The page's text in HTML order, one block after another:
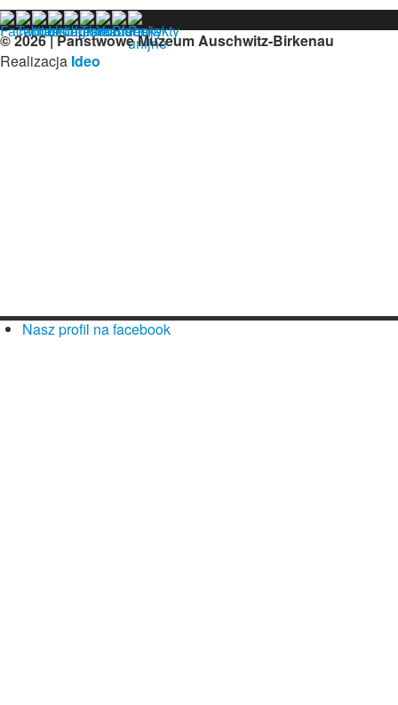
© 2026 | Państwowe Muzeum Auschwitz-Birkenau
Realizacja Ideo
Nasz profil na facebook